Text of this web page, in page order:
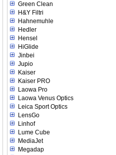
Green Clean
H&Y Filtri
Hahnemuhle
Hedler
Hensel
HiGlide
Jinbei
Jupio
Kaiser
Kaiser PRO
Laowa Pro
Laowa Venus Optics
Leica Sport Optics
LensGo
Linhof
Lume Cube
MediaJet
Megadap